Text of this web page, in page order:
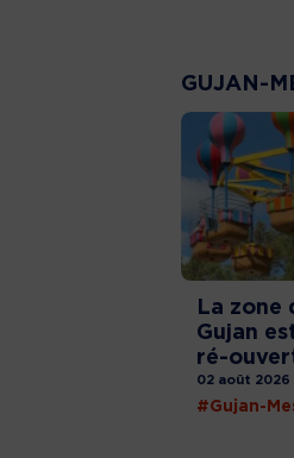
GUJAN-
La zone
Gujan
ré-
02 août 2026
#Gujan-